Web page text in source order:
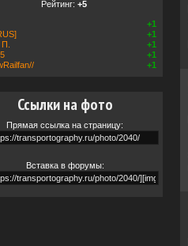
Рейтинг: +5
+1
+1
+1
+1
+1
Ссылки на фото
Прямая ссылка на страницу:
Вставка в форумы: